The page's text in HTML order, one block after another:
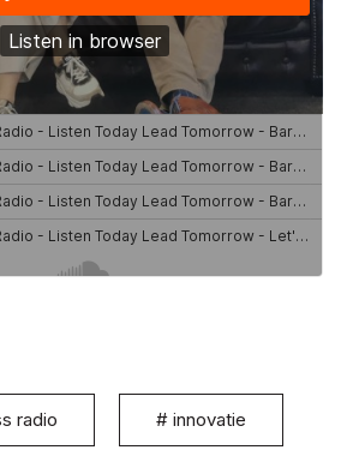
radio # innovatie